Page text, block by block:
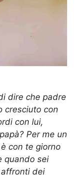
dire che padre
cresciuto con
con lui,
Per me un
con te giorno
quando sei
dei